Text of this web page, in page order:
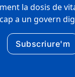
la dosis de
cap a un govern
Subscriure'm